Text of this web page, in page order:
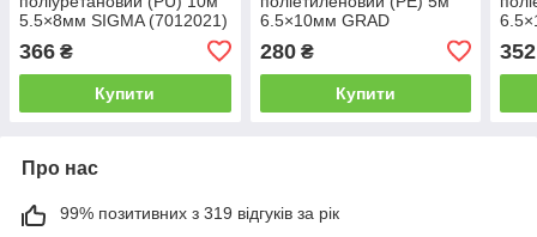
5.5×8мм SIGMA (7012021)
366 ₴
Купити
6.5×10мм GRAD
280₴
Купити
352
Про нас
99% позитивних з 319 відгуків за рік